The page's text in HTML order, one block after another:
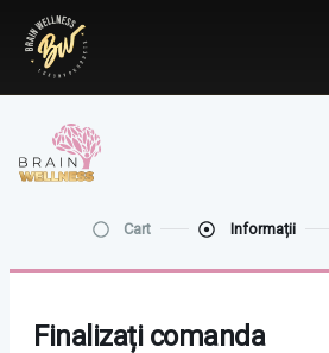
Cart Informații
Finalizați comanda